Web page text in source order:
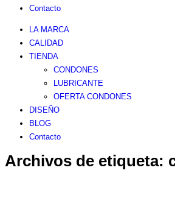
Contacto
LA MARCA
CALIDAD
TIENDA
CONDONES
LUBRICANTE
OFERTA CONDONES
DISEÑO
BLOG
Contacto
Archivos de etiqueta: